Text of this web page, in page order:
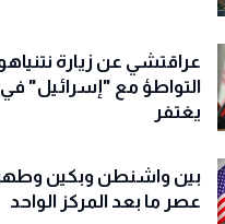
عراقتشي عن زيارة
التواطؤ مع "إسرائيل" في
يغتفر
بين واشنطن وبكين
عصر ما بعد المركز الواحد